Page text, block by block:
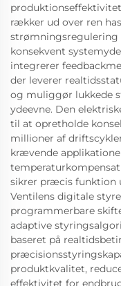
rækker ud over ren
konsekvent
integrerer
der leverer
og muliggør lukkede
ydeevne. Den
til at opretholde
millioner af
krævende
sikrer præcis funktion
Ventilens digitale
programmerbare
adaptive
baseret på
produktkvalitet,
effektivitet for